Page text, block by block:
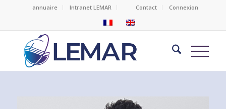
annuaire Intranet LEMAR Contact Connexion